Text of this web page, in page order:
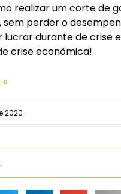
realizar um corte de
sem perder o
lucrar durante de crise
crise econômica!
2020